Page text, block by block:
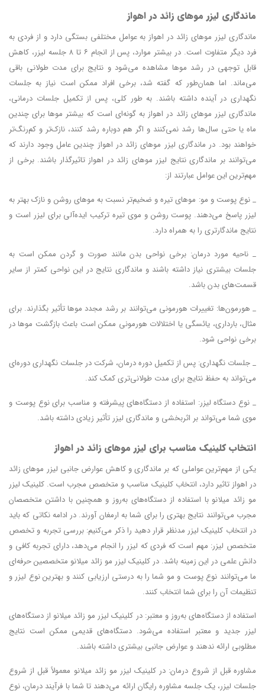
ماندگاری لیزر موهای زائد در اهواز
ماندگاری لیزر موهای زائد در اهواز به عوامل مختلفی بستگی دارد و از فردی به
فرد دیگر متفاوت است. در بیشتر موارد، پس از انجام ۶ تا ۸ جلسه لیزر، کاهش
قابل توجهی در رشد موها مشاهده می‌شود و نتایج برای مدت طولانی باقی
می‌ماند. اما همان‌طور که گفته شد، برخی افراد ممکن است نیاز به جلسات
نگهداری در آینده داشته باشند. به طور کلی، پس از تکمیل جلسات درمانی،
ماندگاری لیزر موهای زائد در اهواز به گونه‌ای است که بیشتر موها برای چندین
ماه یا حتی سال‌ها رشد نمی‌کنند و اگر هم دوباره رشد کنند، نازک‌تر و کم‌رنگ‌تر
خواهند بود. در ماندگاری لیزر موهای زائد در اهواز چندین عامل وجود دارند که
می‌توانند بر ماندگاری نتایج لیزر موهای زائد در اهواز تاثیرگذار باشند. برخی از
مهم‌ترین این عوامل عبارتند از:
_ نوع پوست و مو: موهای تیره و ضخیم‌تر نسبت به موهای روشن و نازک بهتر به
لیزر پاسخ می‌دهند. پوست روشن و موی تیره ترکیب ایده‌آلی برای لیزر است و
نتایج ماندگارتری را به همراه دارد.
_ ناحیه مورد درمان: برخی نواحی بدن مانند صورت و گردن ممکن است به
جلسات بیشتری نیاز داشته باشند و ماندگاری نتایج در این نواحی کمتر از سایر
قسمت‌های بدن باشد.
_ هورمون‌ها: تغییرات هورمونی می‌توانند بر رشد مجدد موها تأثیر بگذارند. برای
مثال، بارداری، یائسگی یا اختلالات هورمونی ممکن است باعث بازگشت موها در
برخی نواحی شود.
_ جلسات نگهداری: پس از تکمیل دوره درمان، شرکت در جلسات نگهداری دوره‌ای
می‌تواند به حفظ نتایج برای مدت طولانی‌تری کمک کند.
_ نوع دستگاه لیزر: استفاده از دستگاه‌های پیشرفته و مناسب برای نوع پوست و
موی شما می‌تواند بر اثربخشی و ماندگاری لیزر تأثیر زیادی داشته باشد.
انتخاب کلینیک مناسب برای لیزر موهای زائد در اهواز
یکی از مهم‌ترین عواملی که بر ماندگاری و کاهش عوارض جانبی لیزر موهای زائد
در اهواز تاثیر دارد، انتخاب کلینیک مناسب و متخصص مجرب است. کلینیک‌ لیزر
مو زائد میلانو با استفاده از دستگاه‌های به‌روز و همچنین با داشتن متخصصان
مجرب می‌توانند نتایج بهتری را برای شما به ارمغان آورند. در ادامه نکاتی که باید
در انتخاب کلینیک لیزر مدنظر قرار دهید را ذکر می‌کنیم: بررسی تجربه و تخصص
متخصص لیزر: مهم است که فردی که لیزر را انجام می‌دهد، دارای تجربه کافی و
دانش علمی در این زمینه باشد. در کلینیک‌ لیزر مو زائد میلانو متخصصین حرفه‌ای
ما می‌توانند نوع پوست و مو شما را به درستی ارزیابی کنند و بهترین نوع لیزر و
تنظیمات آن را برای شما انتخاب کنند.
استفاده از دستگاه‌های به‌روز و معتبر: در کلینیک‌ لیزر مو زائد میلانو از دستگاه‌های
لیزر جدید و معتبر استفاده می‌شود. دستگاه‌های قدیمی ممکن است نتایج
مطلوبی ارائه ندهند و عوارض جانبی بیشتری داشته باشند.
مشاوره قبل از شروع درمان: در کلینیک‌ لیزر مو زائد میلانو معمولاً قبل از شروع
جلسات لیزر، یک جلسه مشاوره رایگان ارائه می‌دهند تا شما با فرآیند درمان، نوع